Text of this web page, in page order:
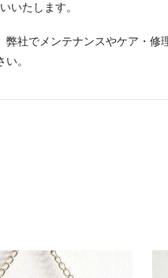
いたします。
弊社でメンテナンスやケア・修
。